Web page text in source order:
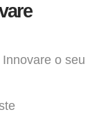
o seu